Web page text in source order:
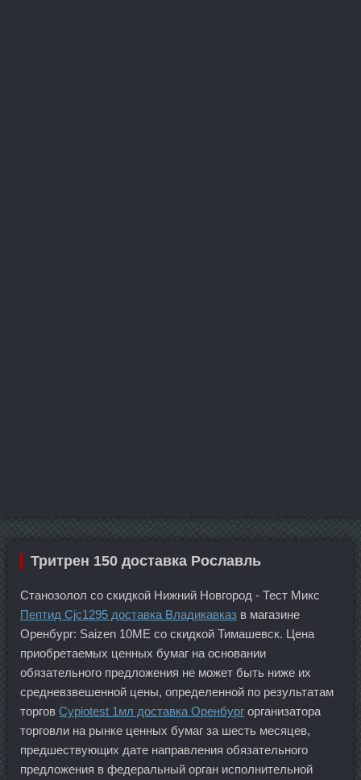
Тритрен 150 доставка Рославль
Станозолол со скидкой Нижний Новгород - Тест Микс
Пептид Cjc1295 доставка Владикавказ в магазине
Оренбург: Saizen 10ME со скидкой Тимашевск. Цена
приобретаемых ценных бумаг на основании
обязательного предложения не может быть ниже их
средневзвешенной цены, определенной по результатам
торгов Cypiotest 1мл доставка Оренбург организатора
торговли на рынке ценных бумаг за шесть месяцев,
предшествующих дате направления обязательного
предложения в федеральный орган исполнительной